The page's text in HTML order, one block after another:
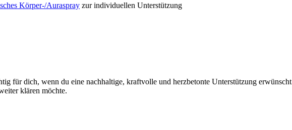
Körper-/Auraspray zur individuellen Unterstützung
für dich, wenn du eine nachhaltige, kraftvolle und herzbetonte Unterstützung
klären möchte.